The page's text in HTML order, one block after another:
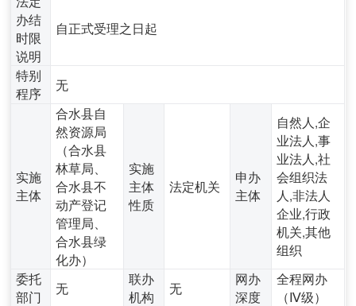
办结
时限
说明
自正式受理之日起
特别
程序
无
实施
主体
合水县自
然资源局
（合水县
林草局、
合水县不
动产登记
管理局、
合水县绿
化办）
实施
主体
性质
法定机关
申办
主体
自然人,企
业法人,事
业法人,社
会组织法
人,非法人
企业,行政
机关,其他
组织
委托
部门
无
联办
机构
无
网办
深度
全程网办
（Ⅳ级）